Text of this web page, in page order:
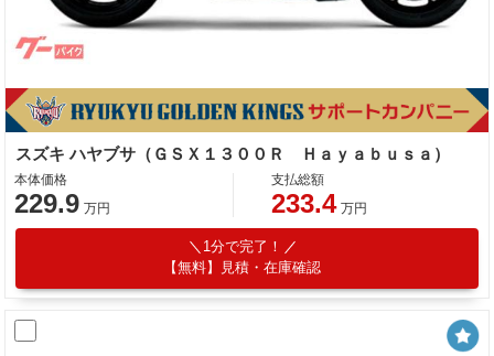
スズキ ハヤブサ（ＧＳＸ１３００Ｒ Ｈａｙａｂｕｓａ）
本体価格
229.9 万円
支払総額
233.4 万円
1分で完了！
【無料】見積・在庫確認